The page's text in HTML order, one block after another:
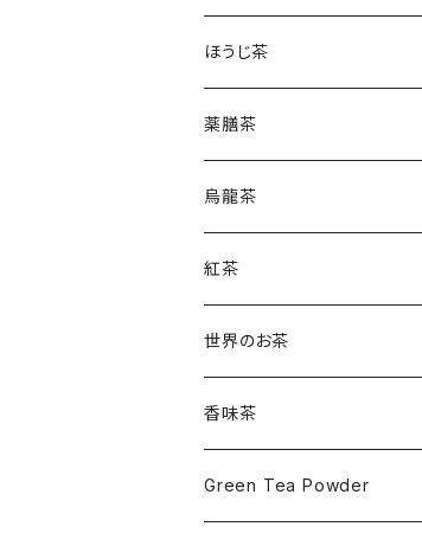
ほうじ茶
薬膳茶
烏龍茶
紅茶
世界のお茶
香味茶
Green Tea Powder